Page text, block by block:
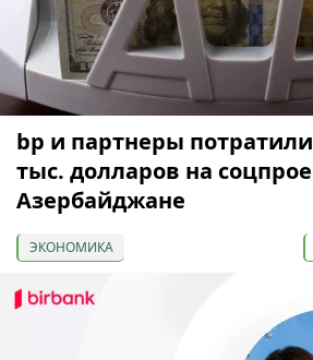
bp и партнеры
тыс. долларов на
Азербайджане
ЭКОНОМИКА